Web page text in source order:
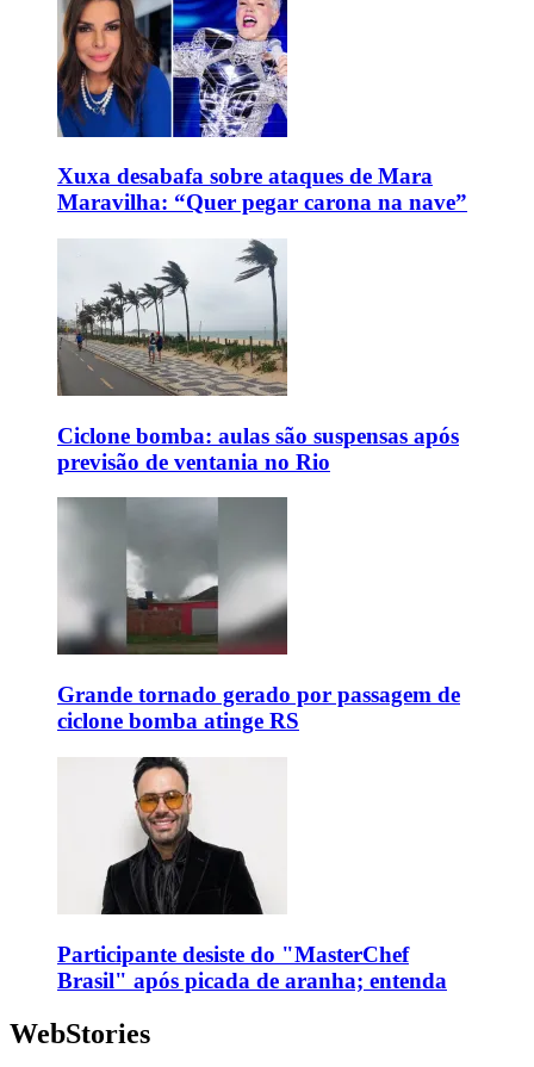
Xuxa desabafa sobre ataques de Mara
Maravilha: “Quer pegar carona na nave”
Ciclone bomba: aulas são suspensas após
previsão de ventania no Rio
Grande tornado gerado por passagem de
ciclone bomba atinge RS
Participante desiste do "MasterChef
Brasil" após picada de aranha; entenda
WebStories